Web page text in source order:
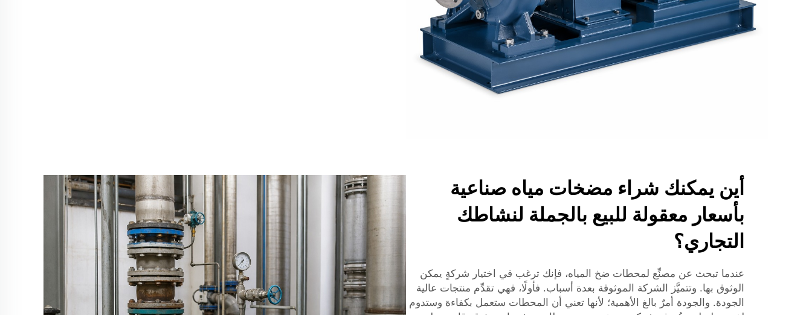
أين يمكنك شراء مضخات مياه صناعية
بأسعار معقولة للبيع بالجملة لنشاطك
التجاري؟
عندما تبحث عن مصنِّع لمحطات ضخ المياه، فإنك ترغب في اختيار شركةٍ يمكن
الوثوق بها. وتتميَّز الشركة الموثوقة بعدة أسباب. فأولًا، فهي تقدِّم منتجات عالية
الجودة. والجودة أمرٌ بالغ الأهمية؛ لأنها تعني أن المحطات ستعمل بكفاءة وستدوم